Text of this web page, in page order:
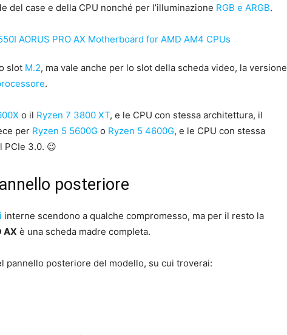
del case e della CPU nonché per l’illuminazione RGB e ARGB.
slot M.2, ma vale anche per lo slot della scheda video, la versione
.
o il Ryzen 7 3800 XT, e le CPU con stessa architettura, il
per Ryzen 5 5600G o Ryzen 5 4600G, e le CPU con stessa
PCIe 3.0. 😉
posteriore
interne scendono a qualche compromesso, ma per il resto la
AX è una scheda madre completa.
pannello posteriore del modello, su cui troverai: